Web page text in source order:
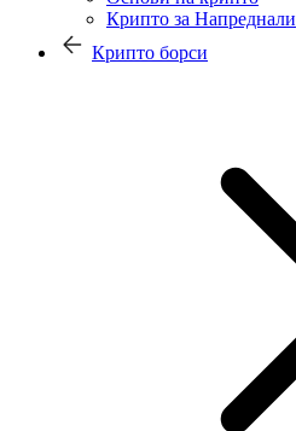
Крипто за Напреднали
Крипто борси